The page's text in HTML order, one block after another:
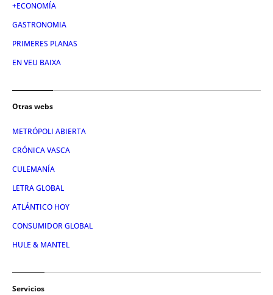
+ECONOMÍA
GASTRONOMIA
PRIMERES PLANAS
EN VEU BAIXA
Otras webs
METRÓPOLI ABIERTA
CRÓNICA VASCA
CULEMANÍA
LETRA GLOBAL
ATLÁNTICO HOY
CONSUMIDOR GLOBAL
HULE & MANTEL
Servicios